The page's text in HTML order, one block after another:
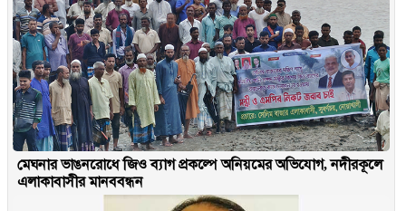
মেঘনার ভাঙনরোধে জিও ব্যাগ প্রকল্পে অনিয়মের অভিযোগ, নদীরকূলে
এলাকাবাসীর মানববন্ধন